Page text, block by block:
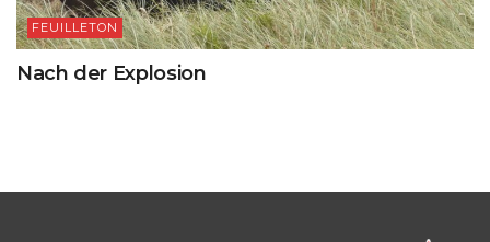
FEUILLETON
Nach der Explosion